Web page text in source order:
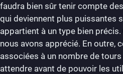
faudra bien sûr tenir compte des
qui deviennent plus puissantes
appartient à un type bien précis.
nous avons apprécié. En outre,
associées à un nombre de
attendre avant de pouvoir les